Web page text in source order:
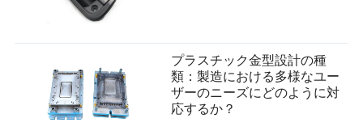
プラスチック金型設計の種
類：製造における多様なユー
ザーのニーズにどのように対
応するか？